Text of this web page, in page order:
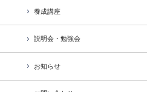
養成講座
説明会・勉強会
お知らせ